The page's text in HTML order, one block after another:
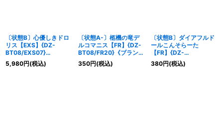
〔状態B〕心優しきドロ
リス【EXS】{DZ-
BT08/EXS07}
《BanGDream!》
5,980円(税込)
〔状態A-〕柩機の竜デ
ルコマニス【FR】{DZ-
BT08/FR20}《ブラント
ゲート》
350円(税込)
〔状態B〕ダイアフルド
ールこんそらーた
【FR】{DZ-
BT08/FR11}《ダークス
テイツ》
380円(税込)